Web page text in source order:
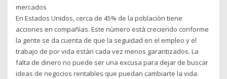
mercados
En Estados Unidos, cerca de 45% de la poblaciòn tiene
acciones en compañìas. Este nùmero està creciendo conforme
la gente se da cuenta de que la seguidad en el empleo y el
trabajo de por vida estàn cada vez menos garantizados. La
falta de dinero no puede ser una excusa para dejar de buscar
ideas de negocios rentables que puedan cambiarte la vida.